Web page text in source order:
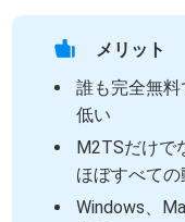
メリット
誰も完全無
低い
M2TSだけで
ほぼすべて
Windows、